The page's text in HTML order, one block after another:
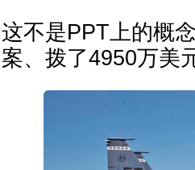
这不是PPT上的概
案、拨了4950万美